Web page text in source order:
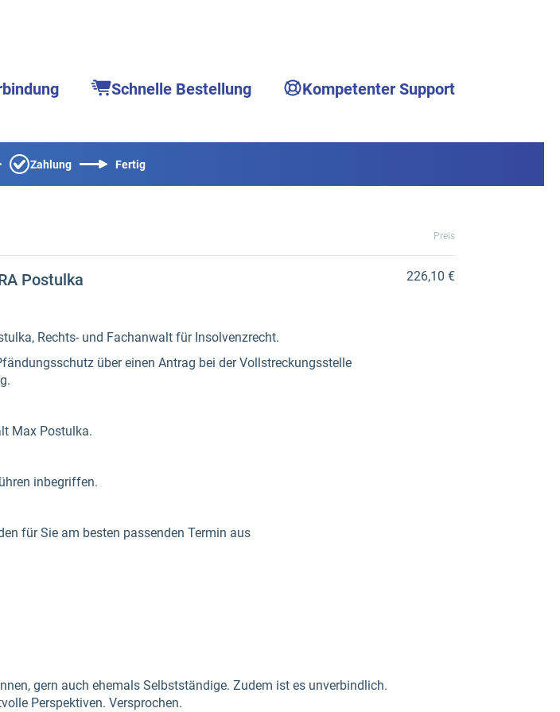
Schnelle Bestellung Kompetenter Support
Zahlung Fertig
Preis
Postulka
Rechts- und Fachanwalt für Insolvenzrecht.
über einen Antrag bei der Vollstreckungsstelle
Max Postulka.
inbegriffen.
für Sie am besten passenden Termin aus
gern auch ehemals Selbstständige. Zudem ist es unverbindlich.
Perspektiven. Versprochen.
226,10 €